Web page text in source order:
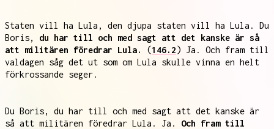
Staten vill ha Lula, den djupa staten vill ha Lula. Du
Boris, du har till och med sagt att det kanske är så
att militären föredrar Lula.
(146.2) Ja. Och fram till
valdagen såg det ut som om Lula skulle vinna en helt
förkrossande seger.
Du Boris, du har till och med sagt att det kanske är
så att militären föredrar Lula. Ja. Och fram till